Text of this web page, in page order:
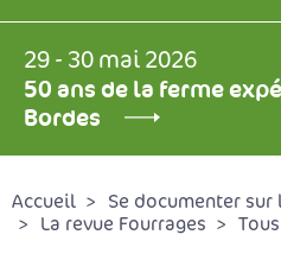
29 - 30 mai 2026
50 ans de la ferme
Bordes
Accueil
Se documenter
La revue Fourrages